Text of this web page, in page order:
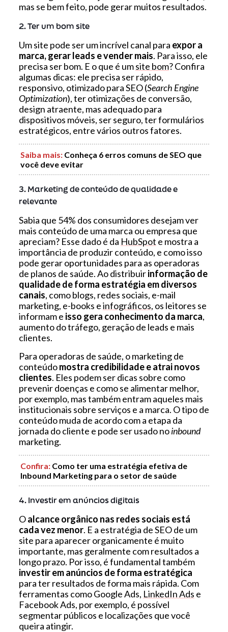
mas se bem feito, pode gerar muitos resultados.
2. Ter um bom site
Um site pode ser um incrível canal para expor a
marca, gerar leads e vendermais. Para isso, ele
precisa ser bom. E o que é umsite bom? Confira
algumas dicas: ele precisa ser rápido,
responsivo, otimizado para SEO (Search Engine
Optimization), ter otimizações de conversão,
design atraente, mas adequado para
dispositivos móveis, ser seguro, ter formulários
estratégicos, entre vários outros fatores.
Saiba mais: Conheça 6 erros comuns de SEO que
você deve evitar
3. Marketing de conteúdo de qualidade e
relevante
Sabia que 54% dos consumidores desejam ver
mais conteúdo de uma marca ou empresa que
apreciam? Esse dado é da HubSpot e mostra a
importância de produzir conteúdo, e como isso
pode gerar oportunidades para as operadoras
de planos de saúde. Ao distribuirinformação de
qualidade de forma estratégia em diversos
canais, como blogs, redes sociais, e-mail
marketing, e-books einfográficos, os leitores se
informam e isso gera conhecimento da marca,
aumento do tráfego, geração de leads e mais
clientes.
Para operadoras de saúde, o marketing de
conteúdomostra credibilidade e atrai novos
clientes. Eles podem ser dicas sobre como
prevenir doenças e como se alimentar melhor,
por exemplo, mas também entram aqueles mais
institucionais sobre serviços e a marca. O tipo de
conteúdo muda de acordo com a etapa da
jornada do cliente e pode ser usado noinbound
marketing.
Confira: Como ter uma estratégia efetiva de
Inbound Marketing para o setor de saúde
4. Investir em anúncios digitais
Oalcance orgânico nas redes sociais está
cada vez menor. E a estratégia de SEO de um
site para aparecer organicamente é muito
importante, mas geralmente com resultados a
longo prazo. Por isso, é fundamental também
investir em anúncios de forma estratégica
para ter resultados de forma mais rápida. Com
ferramentas como Google Ads, LinkedIn Ads e
Facebook Ads, por exemplo, é possível
segmentar públicos e localizações que você
queira atingir.